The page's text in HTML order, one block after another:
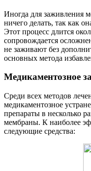
Иногда для заживления
ничего делать, так как
Этот процесс длится
сопровождается
не заживают без
основных метода
Медикаментозное
Среди всех методов
медикаментозное
препараты в несколько
мембраны. К наиболее
следующие средства: